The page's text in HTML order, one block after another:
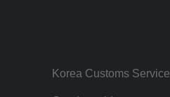
Korea Customs Service